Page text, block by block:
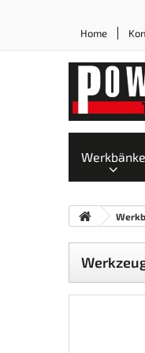
Home
Werkbänke